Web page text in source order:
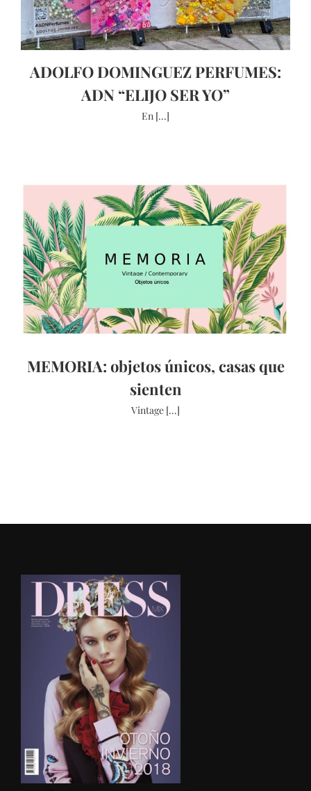
ADOLFO DOMINGUEZ PERFUMES:
ADN “ELIJO SER YO”
En [...]
MEMORIA: objetos únicos, casas que
sienten
Vintage [...]